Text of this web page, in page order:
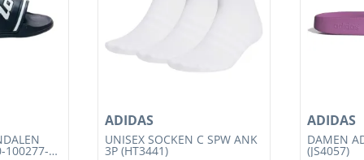
100277-
UNISEX SOCKEN C SPW ANK
3P (HT3441)
ADIDAS
DAMEN
(JS4057)
ADIDAS